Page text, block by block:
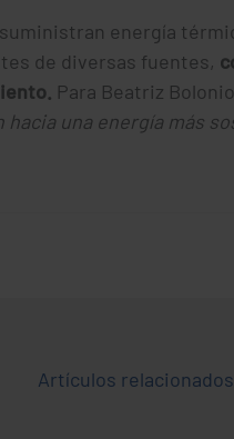
energía
de diversas fuentes,
Para Beatriz
una energía más
Artículos relacionados